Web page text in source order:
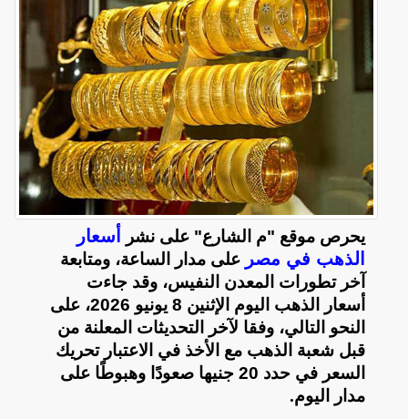
يحرص موقع "م الشارع" على نشر
أسعار
الذهب في مصر على مدار الساعة، ومتابعة
آخر تطورات المعدن النفيس، وقد جاءت
أسعار الذهب اليوم الإثنين 8 يونيو 2026، على
النحو التالي، وفقا لآخر التحديثات المعلنة من
قبل شعبة الذهب مع الأخذ في الاعتبار تحريك
السعر في حدد 20 جنيها صعودًا وهبوطًا على
مدار اليوم.